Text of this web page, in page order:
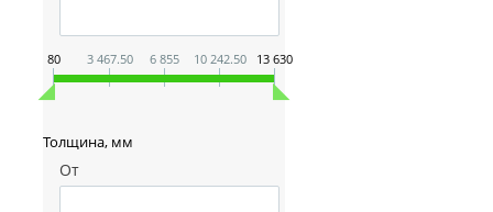
80 3 467.50 6 855 10 242.50 13 630
Толщина, мм
От